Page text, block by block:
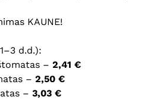
KAUNE!
d.d.):
– 2,41 €
– 2,50 €
– 3,03 €